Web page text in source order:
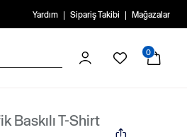
Yardım Sipariş Takibi Mağazalar
0
Baskılı T-Shirt